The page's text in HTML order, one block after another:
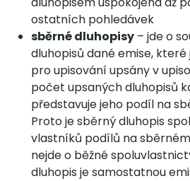
ostatních pohledávek
sběrné dluhopisy – jde o
dluhopisů dané emise,
pro upisování upsány v
počet upsaných dluhopisů
představuje jeho podíl na
Proto je sběrný dluhopis
vlastníků podílů na
nejde o běžné
dluhopis je samostatnou